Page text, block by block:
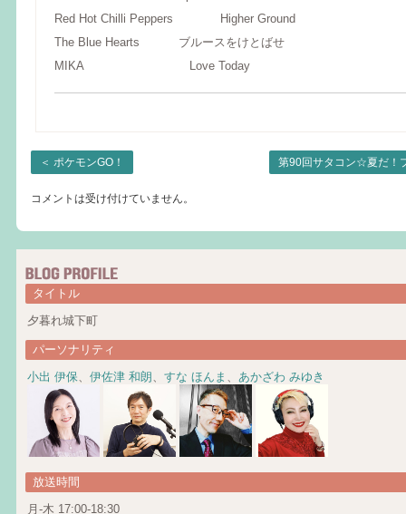
Red Hot Chilli Peppers Higher Ground
The Blue Hearts ブルースをけとばせ
MIKA Love Today
＜ ポケモンGO！ 第90回サタコン☆夏だ！
コメントは受け付けていません。
タイトル
夕暮れ城下町
パーソナリティ
小出 伊保
伊佐津 和朗 すな ほんま あかざわ みゆき
放送時間
月-木 17:00-18:30